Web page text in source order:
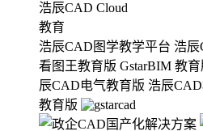
浩辰CAD Cloud
教育
浩辰CAD图学教学平台 浩辰
看图王教育版 GstarBIM 教育
辰CAD电气教育版 浩辰
教育版